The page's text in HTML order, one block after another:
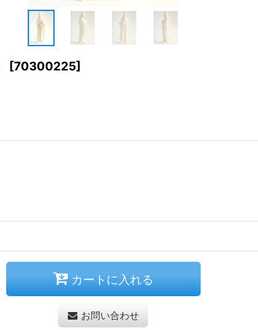
[70300225]
カートに入れる
お問い合わせ